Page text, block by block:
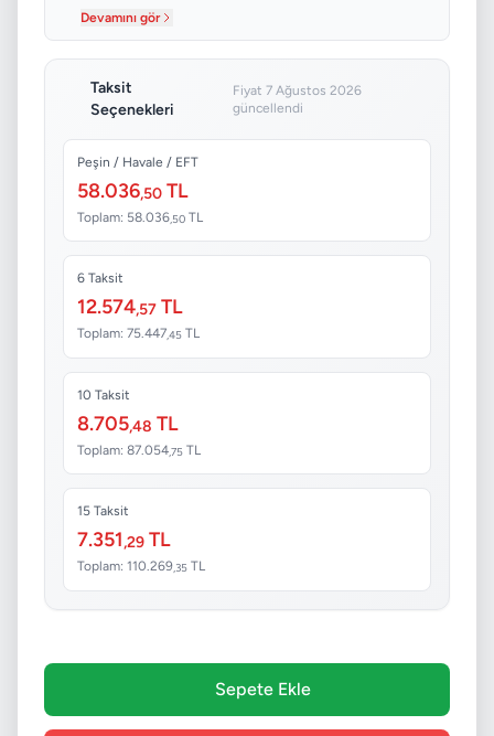
Devamını gör
Taksit
Seçenekleri
Fiyat 7 Ağustos 2026
güncellendi
Peşin / Havale / EFT
58.036,50 TL
Toplam: 58.036 ,50 TL
6 Taksit
12.574,57 TL
Toplam: 75.447,45 TL
10 Taksit
8.705,48 TL
Toplam: 87.054,75 TL
15 Taksit
7.351,29 TL
Toplam: 110.269,35 TL
Sepete Ekle